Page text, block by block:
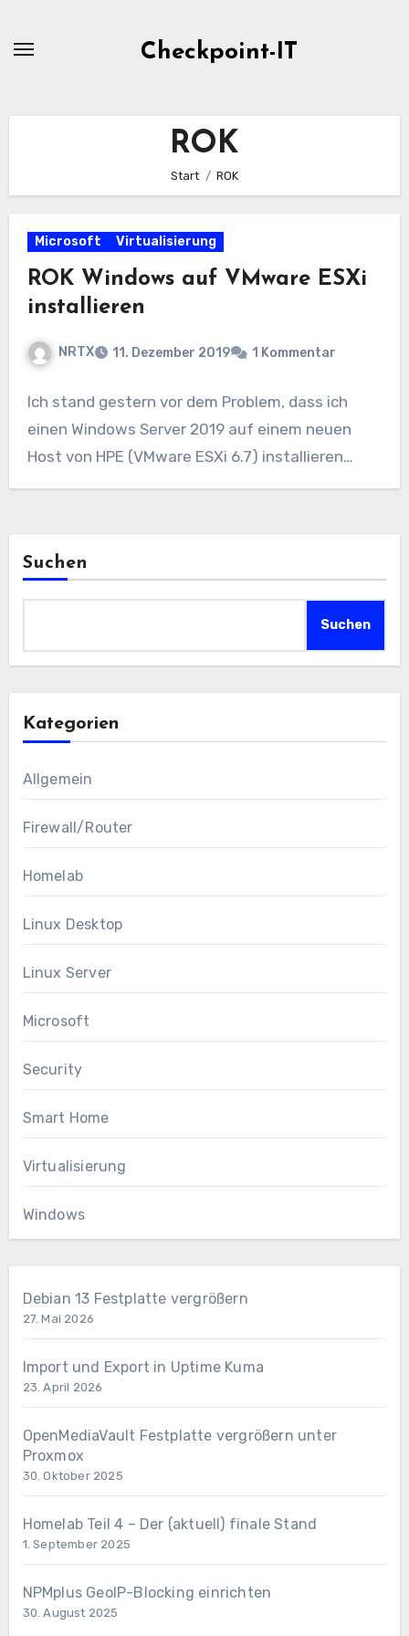
Checkpoint-IT
ROK
Start ROK
Microsoft Virtualisierung
ROK Windows auf VMware ESXi
installieren
NRTX 11. Dezember 2019 1 Kommentar
Ich stand gestern vor dem Problem, dass ich
einen Windows Server 2019 auf einem neuen
Host von HPE (VMware ESXi 6.7) installieren…
Suchen
Suchen
Kategorien
Allgemein
Firewall/Router
Homelab
Linux Desktop
Linux Server
Microsoft
Security
Smart Home
Virtualisierung
Windows
Debian 13 Festplatte vergrößern
27. Mai 2026
Import und Export in Uptime Kuma
23. April 2026
OpenMediaVault Festplatte vergrößern unter
Proxmox
30. Oktober 2025
Homelab Teil 4 – Der (aktuell) finale Stand
1. September 2025
NPMplus GeoIP-Blocking einrichten
30. August 2025